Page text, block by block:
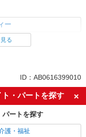
ー
あり
る
ID：AB0616399010
・パートを探す
パートを探す
護・福祉